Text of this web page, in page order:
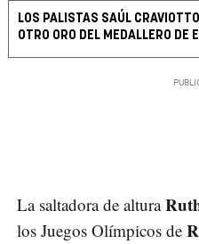
LOS PALISTAS SAÚL
OTRO ORO DEL MEDALLERO DE
La saltadora de altura
los Juegos Olímpicos de